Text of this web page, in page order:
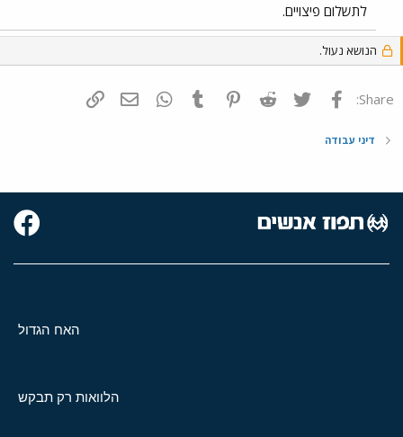
לתשלום פיצויים.
הנושא נעול.
Share: פייסבוק Twitter
Reddit
Pinterest
Tumblr
WhatsAppדואר אלקטרוני
דיני עבודה
האח הגדול
הלוואות רק תבקש